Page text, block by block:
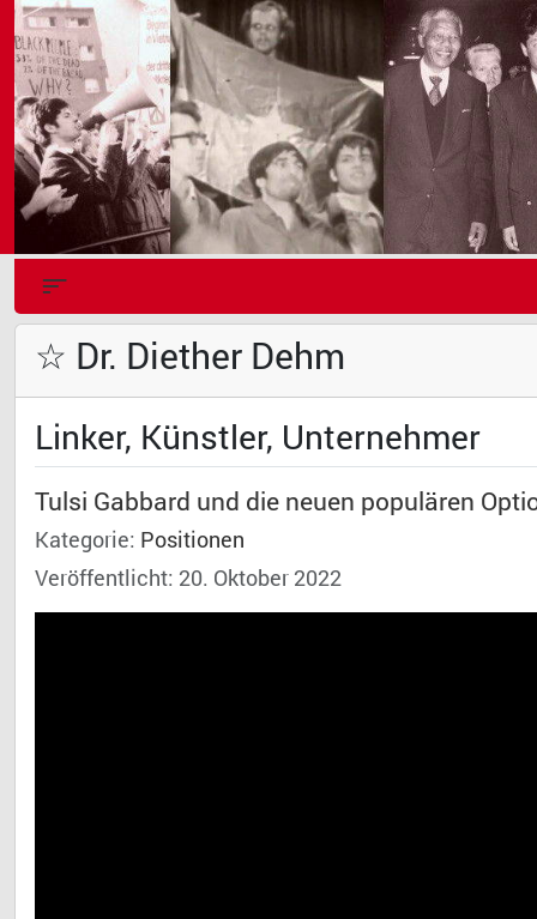
☆ Dr. Diether Dehm
Linker, Künstler, Unternehmer
Tulsi Gabbard und die neuen populären
Kategorie: Positionen
Veröffentlicht: 20. Oktober 2022